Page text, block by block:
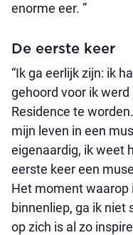
enorme eer. ”
De eerste keer
“Ik ga eerlijk zijn: ik
gehoord voor ik
Residence te
mijn leven in een
eigenaardig, ik weet
eerste keer een
Het moment waarop
binnenliep, ga ik niet
op zich is al zo